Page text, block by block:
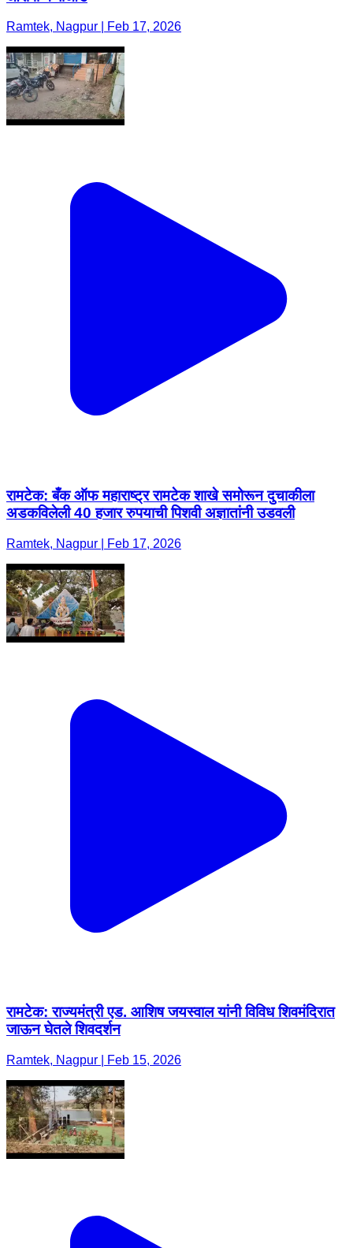
Ramtek, Nagpur | Feb 17, 2026
रामटेक: बँक ऑफ महाराष्ट्र रामटेक शाखे समोरून दुचाकीला
अडकविलेली 40 हजार रुपयाची पिशवी अज्ञातांनी उडवली
Ramtek, Nagpur | Feb 17, 2026
रामटेक: राज्यमंत्री एड. आशिष जयस्वाल यांनी विविध शिवमंदिरात
जाऊन घेतले शिवदर्शन
Ramtek, Nagpur | Feb 15, 2026